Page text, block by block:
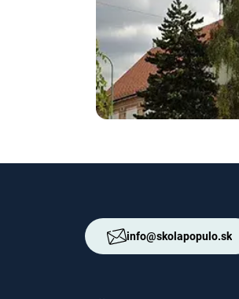
info@skolapopulo.sk